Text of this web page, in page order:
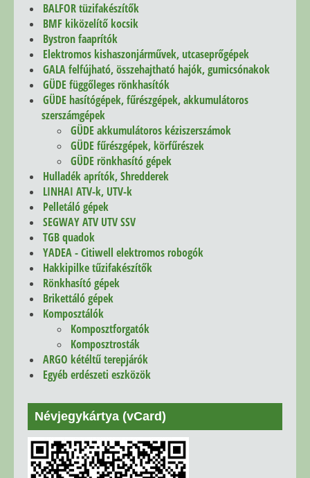
BALFOR tüzifakészítők
BMF kiközelítő kocsik
Bystron faaprítók
Elektromos kishaszonjárművek, utcaseprőgépek
GALA felfújható, összehajtható hajók, gumicsónakok
GÜDE függőleges rönkhasítók
GÜDE hasítógépek, fűrészgépek, akkumulátoros
szerszámgépek
GÜDE akkumulátoros kéziszerszámok
GÜDE fűrészgépek, körfűrészek
GÜDE rönkhasító gépek
Hulladék aprítók, Shredderek
LINHAI ATV-k, UTV-k
Pelletáló gépek
SEGWAY ATV UTV SSV
TGB quadok
YADEA - Citiwell elektromos robogók
Hakkipilke tűzifakészítők
Rönkhasító gépek
Brikettáló gépek
Komposztálók
Komposztforgatók
Komposztrosták
ARGO kétéltű terepjárók
Egyéb erdészeti eszközök
Névjegykártya (vCard)